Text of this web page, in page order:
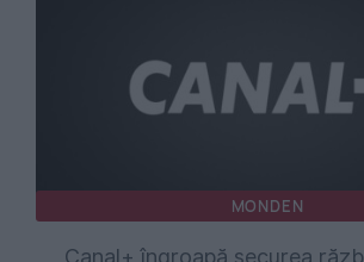
MONDEN
Canal+ îngroapă securea